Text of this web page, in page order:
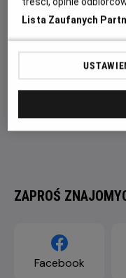
ZAPROŚ
Facebook
Lista Zaufanych